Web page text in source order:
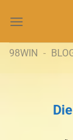
đến
dung98WIN -